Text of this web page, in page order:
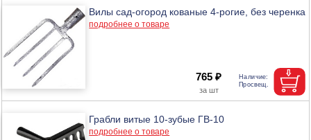
Вилы сад-огород кованые 4-рогие, без черенка
подробнее о товаре
765 ₽
Грабли витые 10-зубые ГВ-10
подробнее о товаре